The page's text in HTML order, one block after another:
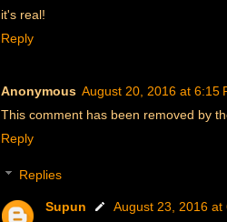
it's real!
Reply
Anonymous August 20, 2016 at 6:15
This comment has been removed by
Reply
Replies
Supun
August 23, 2016 at